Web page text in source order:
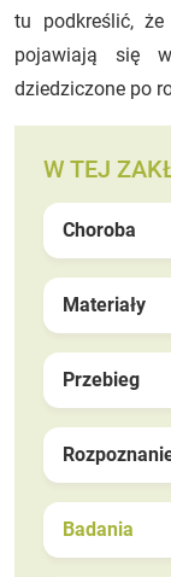
tu podkreślić,
pojawiają się
dziedziczone po
W TEJ
Choroba
Materiały
Przebieg
Badania